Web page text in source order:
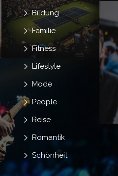
Bildung
Familie
Fitness
Lifestyle
Mode
People
Reise
Romantik
Schönheit